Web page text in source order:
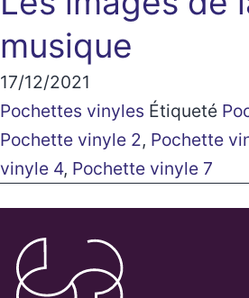
musique
17/12/2021
Pochettes vinyles Étiqueté
Pochette vinyle 2, Pochette
vinyle 4, Pochette vinyle 7